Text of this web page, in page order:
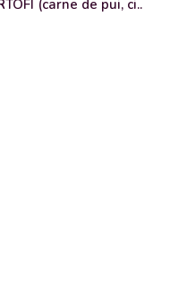
(carne de pui, ci..